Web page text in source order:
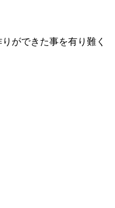
ができた事を有り難く